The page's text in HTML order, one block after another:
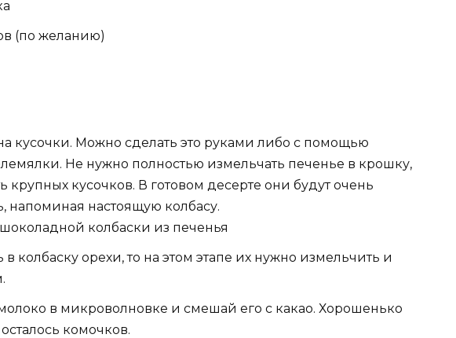
(по желанию)
кусочки. Можно сделать это руками либо с помощью
Не нужно полностью измельчать печенье в крошку,
крупных кусочков. В готовом десерте они будут очень
напоминая настоящую колбасу.
колбаску орехи, то на этом этапе их нужно измельчить и
в микроволновке и смешай его с какао. Хорошенько
комочков.